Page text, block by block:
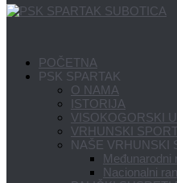
POČETNA
PSK SPARTAK
O NAMA
ISTORIJA
VISOKOGORSKI
VRHUNSKI
NAŠE VRHUNSKI
Međunarodni
Nacionalni